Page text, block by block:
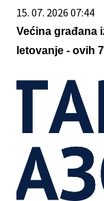
15. 07. 2026 07:44
Većina građana
letovanje - ovih